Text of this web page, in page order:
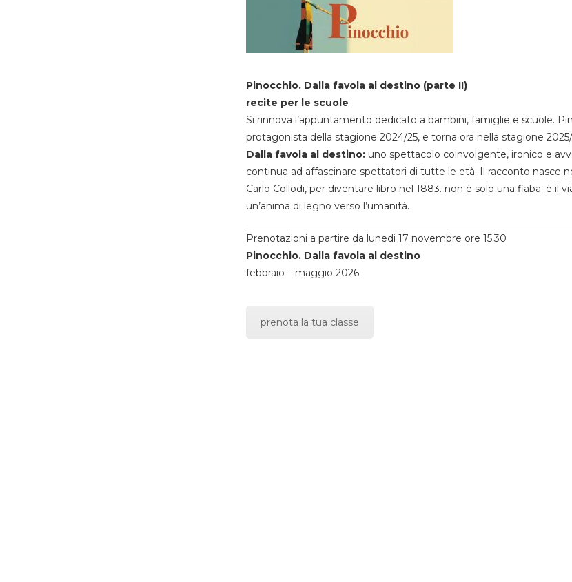
Pinocchio. Dalla favola al destino (parte II)
recite per le scuole
Si rinnova l’appuntamento dedicato a bambini, famiglie e scuole.
protagonista della stagione 2024/25, e torna ora nella stagione
Dalla favola al destino:uno spettacolo coinvolgente, ironico e
continua ad affascinare spettatori di tutte le età. Il racconto nasce
Carlo Collodi, per diventare libro nel 1883. non è solo una fiaba: è il
un’anima di legno verso l’umanità.
Prenotazioni a partire da lunedi 17 novembre ore 15.30
Pinocchio. Dalla favola al destino
febbraio – maggio 2026
prenota la tua classe